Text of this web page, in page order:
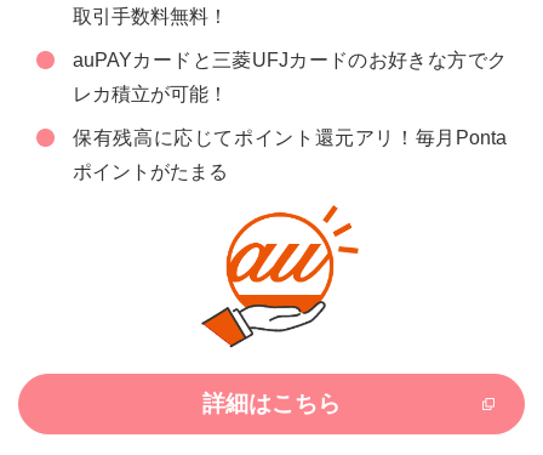
取引手数料無料！
auPAYカードと三菱UFJカードのお好きな方でク
レカ積立が可能！
保有残高に応じてポイント還元アリ！毎月Ponta
ポイントがたまる
詳細はこちら